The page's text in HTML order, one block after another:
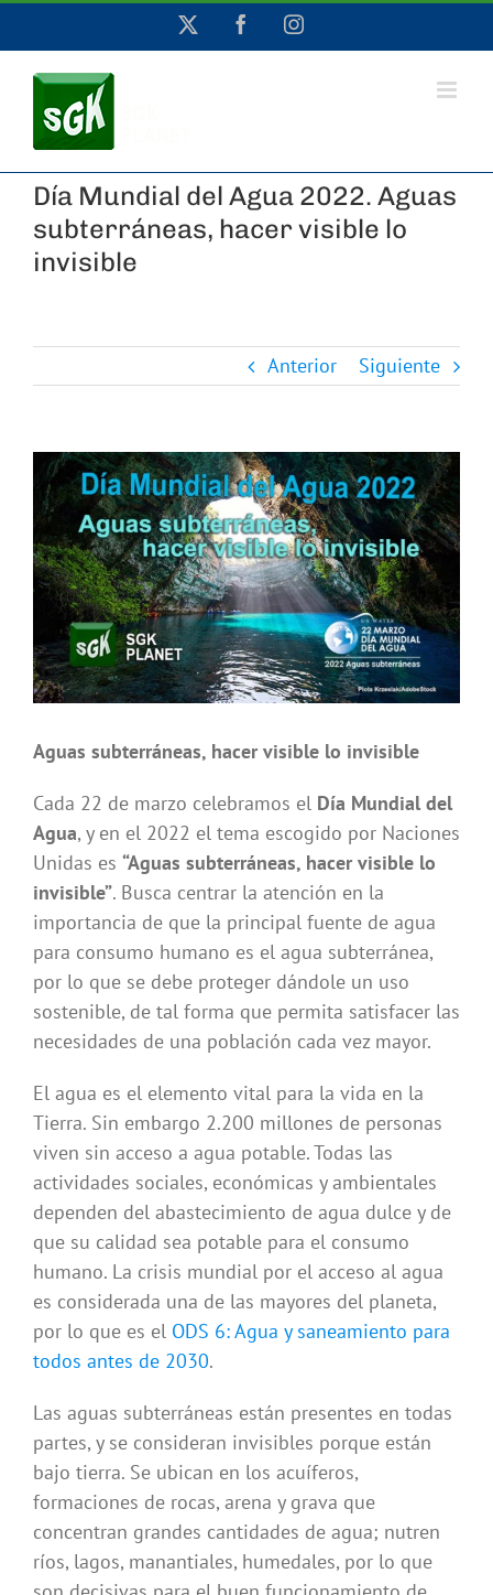
contenido
FacebookInstagram
Día Mundial del Agua 2022. Aguas
subterráneas, hacer visible lo
invisible
Anterior Siguiente
Ver
imagen
más
grande
Aguas subterráneas, hacer visible lo invisible
Cada 22 de marzo celebramos el Día Mundial del
Agua, y en el 2022 el tema escogido por Naciones
Unidas es “Aguas subterráneas, hacer visible lo
invisible”. Busca centrar la atención en la
importancia de que la principal fuente de agua
para consumo humano es el agua subterránea,
por lo que se debe proteger dándole un uso
sostenible, de tal forma que permita satisfacer las
necesidades de una población cada vez mayor.
El agua es el elemento vital para la vida en la
Tierra. Sin embargo 2.200 millones de personas
viven sin acceso a agua potable. Todas las
actividades sociales, económicas y ambientales
dependen del abastecimiento de agua dulce y de
que su calidad sea potable para el consumo
humano. La crisis mundial por el acceso al agua
es considerada una de las mayores del planeta,
por lo que es el ODS 6: Agua y saneamiento para
todos antes de 2030.
Las aguas subterráneas están presentes en todas
partes, y se consideran invisibles porque están
bajo tierra. Se ubican en los acuíferos,
formaciones de rocas, arena y grava que
concentran grandes cantidades de agua; nutren
ríos, lagos, manantiales, humedales, por lo que